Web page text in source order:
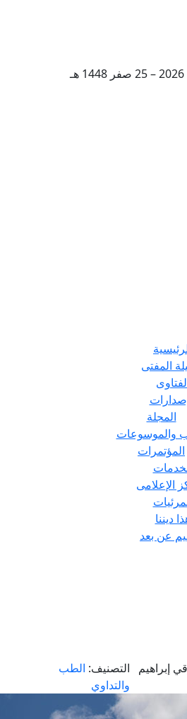
المفتى
المجلة
والموسوعات
المؤتمرات
الإعلامى
ديننا
عن بعد
إبراهيم
التصنيف: الطب
والتداوي